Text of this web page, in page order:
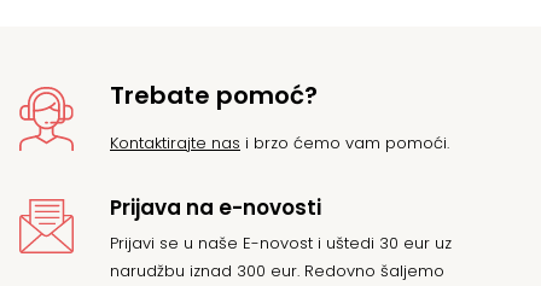
Trebate pomoć?
Kontaktirajte nas i brzo ćemo vam pomoći.
Prijava na e-novosti
Prijavi se u naše E-novost i uštedi 30 eur uz
narudžbu iznad 300 eur. Redovno šaljemo